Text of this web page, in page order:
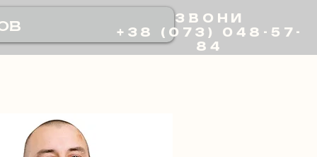
ЗВОНИ
+38 (073) 048-57-
84